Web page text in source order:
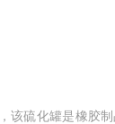
该硫化罐是橡胶